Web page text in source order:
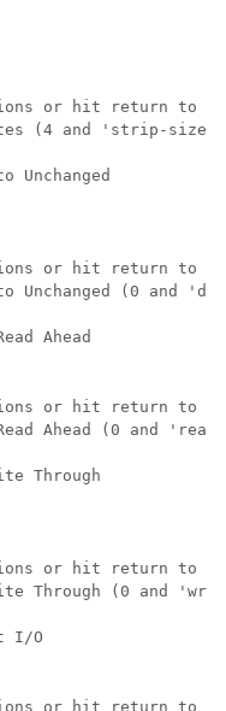
or hit return to
(4 and 'strip-
Unchanged
or hit return to
(0 and
Ahead
or hit return to
Ahead (0 and
Through
or hit return to
Through (0 and
I/O
or hit return to